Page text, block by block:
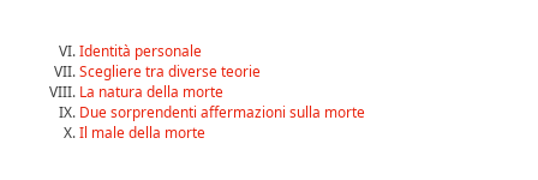
Identità personale
Scegliere tra diverse teorie
La natura della morte
Due sorprendenti affermazioni sulla morte
Il male della morte